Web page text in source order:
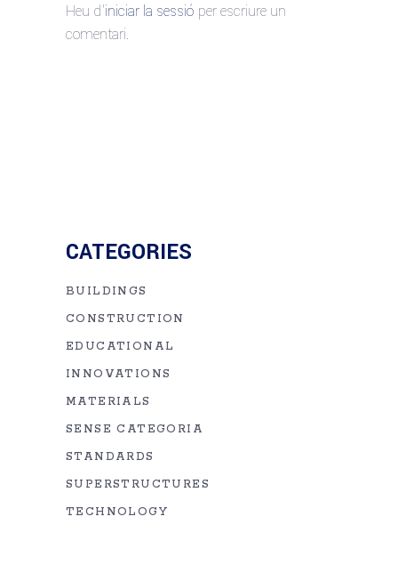
Heu d'iniciar la sessió per escriure un
comentari.
CATEGORIES
BUILDINGS
CONSTRUCTION
EDUCATIONAL
INNOVATIONS
MATERIALS
SENSE CATEGORIA
STANDARDS
SUPERSTRUCTURES
TECHNOLOGY